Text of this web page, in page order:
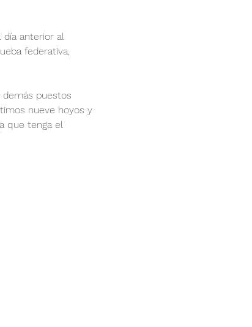
día anterior al
federativa,
puestos
nueve hoyos y
que tenga el